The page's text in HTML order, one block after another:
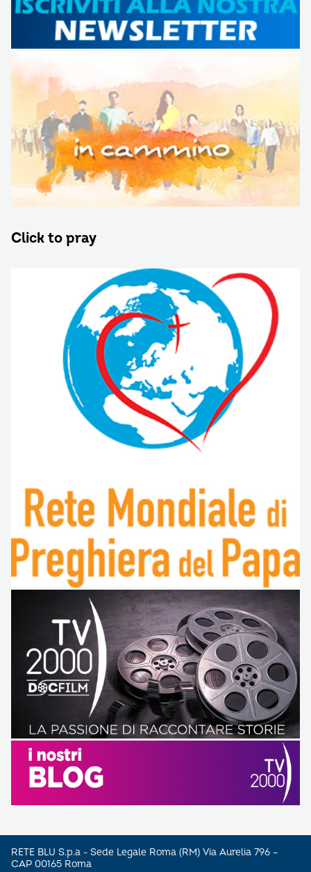
Click to pray
RETE BLU S.p.a - Sede Legale Roma (RM) Via Aurelia 796 –
CAP 00165 Roma